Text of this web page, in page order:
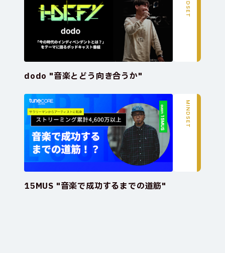
dodo "音楽とどう向き合うか"
MINDSET
15MUS "音楽で成功するまでの道筋"